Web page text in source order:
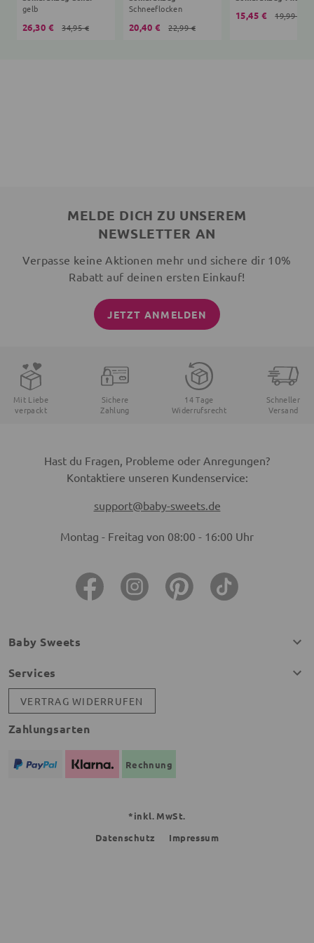
gelb
26,30 € 34,95 €
Schneeflocken
20,40 € 22,99 €
15,45 € 19,99 €
MELDE DICH ZU UNSEREM
NEWSLETTER AN
Verpasse keine Aktionen mehr und sichere dir 10%
Rabatt auf deinen ersten Einkauf!
JETZT ANMELDEN
Mit Liebe
verpackt
Sichere
Zahlung
14 Tage
Widerrufsrecht
Schneller
Versand
Hast du Fragen, Probleme oder Anregungen?
Kontaktiere unseren Kundenservice:
support@baby-sweets.de
Montag - Freitag von 08:00 - 16:00 Uhr
Baby Sweets
Services
VERTRAG WIDERRUFEN
Zahlungsarten
Rechnung
*inkl. MwSt.
Datenschutz
Impressum